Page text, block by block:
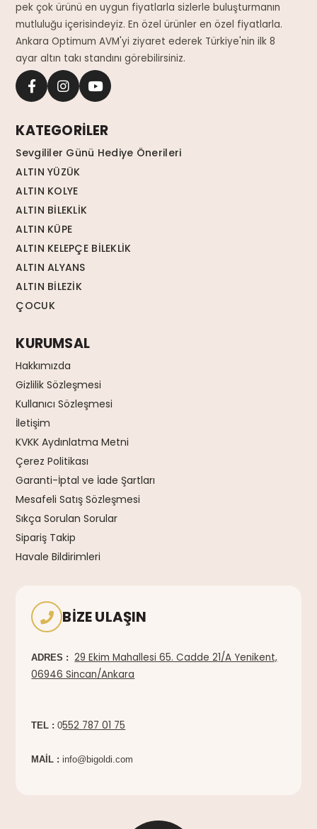
pek çok ürünü en uygun fiyatlarla sizlerle buluşturmanın
mutluluğu içerisindeyiz. En özel ürünler en özel fiyatlarla.
Ankara Optimum AVM'yi ziyaret ederek Türkiye'nin ilk 8
ayar altın takı standını görebilirsiniz.
KATEGORİLER
Sevgililer Günü Hediye Önerileri
ALTIN YÜZÜK
ALTIN KOLYE
ALTIN BİLEKLİK
ALTIN KÜPE
ALTIN KELEPÇE BİLEKLİK
ALTIN ALYANS
ALTIN BİLEZİK
ÇOCUK
KURUMSAL
Hakkımızda
Gizlilik Sözleşmesi
Kullanıcı Sözleşmesi
İletişim
KVKK Aydınlatma Metni
Çerez Politikası
Garanti-İptal ve İade Şartları
Mesafeli Satış Sözleşmesi
Sıkça Sorulan Sorular
Sipariş Takip
Havale Bildirimleri
BIZE ULAŞIN
ADRES :
29 Ekim Mahallesi 65. Cadde 21/A Yenikent,
06946 Sincan/Ankara
TEL : 0552 787 01 75
MAİL :info@bigoldi.com